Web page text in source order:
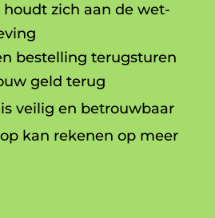
zich aan de wet-
bestelling terugsturen
geld terug
veilig en betrouwbaar
kan rekenen op meer